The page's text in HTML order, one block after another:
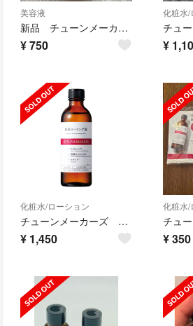
美容液
新品 チューンメーカーズ原液リフトクリーム
¥750
化粧水/
¥
化粧水/ローション
チューンメーカーズ ピーリング液
¥ 1,450
化粧水/
¥350